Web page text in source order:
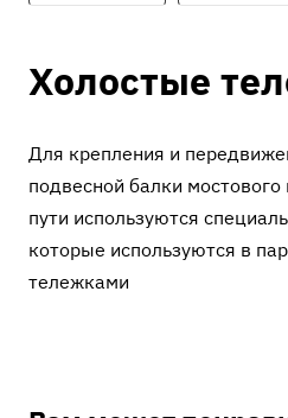
Холостые
Для крепления и
подвесной балки
пути используются
которые используются в
тележками